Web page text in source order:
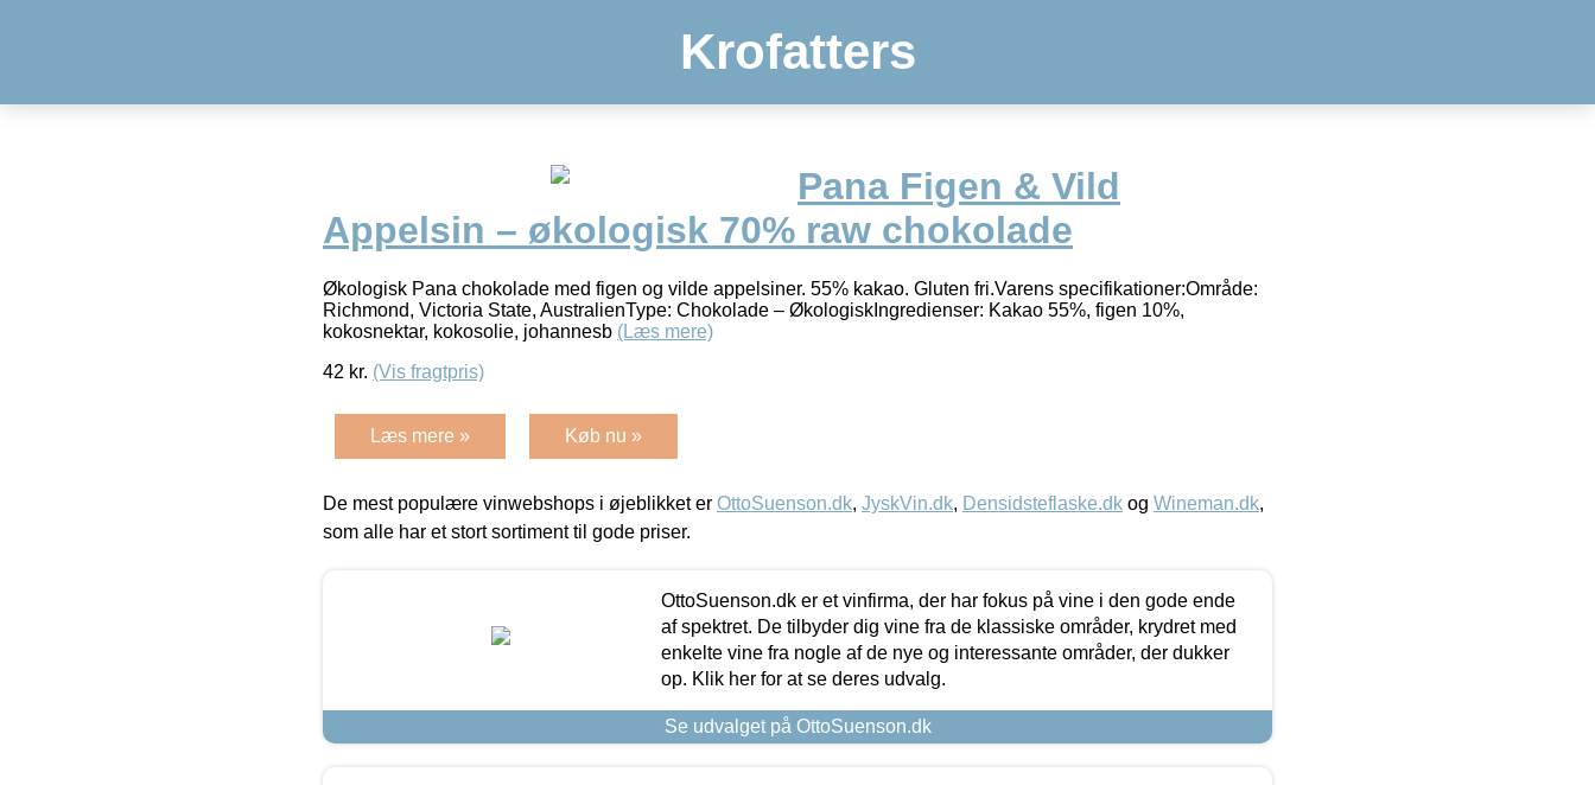
Krofatters
Pana Figen & Vild
Appelsin – økologisk 70% raw chokolade
Økologisk Pana chokolade med figen og vilde appelsiner. 55% kakao. Gluten fri.Varens specifikationer:Område:
Richmond, Victoria State, AustralienType: Chokolade – ØkologiskIngredienser: Kakao 55%, figen 10%,
kokosnektar, kokosolie, johannesb (Læs mere)
42 kr. (Vis fragtpris)
Læs mere » Køb nu »
De mest populære vinwebshops i øjeblikket er OttoSuenson.dk, JyskVin.dk, Densidsteflaske.dk og Wineman.dk,
som alle har et stort sortiment til gode priser.
OttoSuenson.dk er et vinfirma, der har fokus på vine i den gode ende
af spektret. De tilbyder dig vine fra de klassiske områder, krydret med
enkelte vine fra nogle af de nye og interessante områder, der dukker
op. Klik her for at se deres udvalg.
Se udvalget på OttoSuenson.dk